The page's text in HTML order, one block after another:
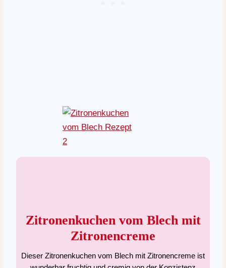
Zitronenkuchen vom Blech mit
Zitronencreme
Dieser Zitronenkuchen vom Blech mit Zitronencreme ist